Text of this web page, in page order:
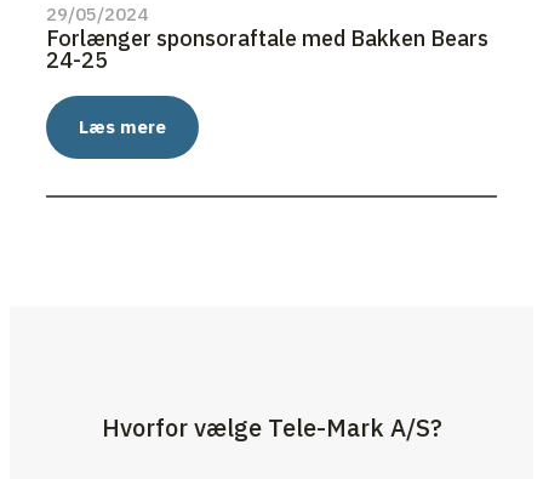
29/05/2024
Forlænger sponsoraftale med Bakken Bears
24-25
Læs mere
Hvorfor vælge Tele-Mark A/S?